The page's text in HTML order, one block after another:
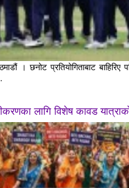
। छनोट प्रतियोगिताबाट बाहिरिए
लागि विशेष कावड